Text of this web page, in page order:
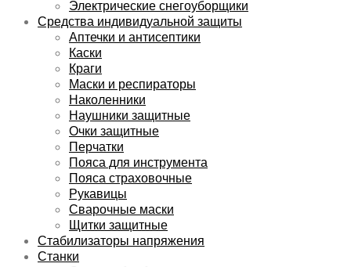
Электрические снегоуборщики
Средства индивидуальной защиты
Аптечки и антисептики
Каски
Краги
Маски и респираторы
Наколенники
Наушники защитные
Очки защитные
Перчатки
Пояса для инструмента
Пояса страховочные
Рукавицы
Сварочные маски
Щитки защитные
Стабилизаторы напряжения
Станки